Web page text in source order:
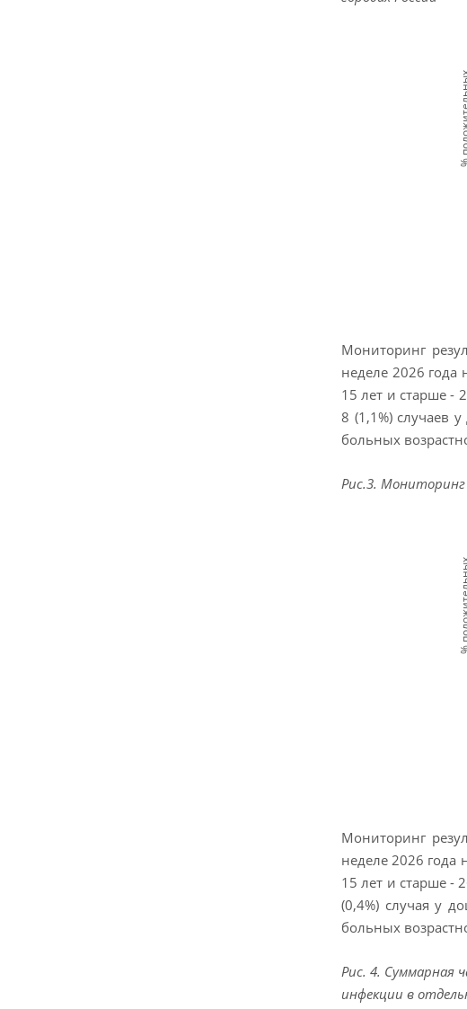
%
Мониторинг
неделе 2026 года
15 лет и старше -
8 (1,1%) случаев
больных
Рис.3. Мониторинг
%
Мониторинг
неделе 2026 года
15 лет и старше -
(0,4%) случая у
больных
Рис. 4. Суммарная
инфекции в